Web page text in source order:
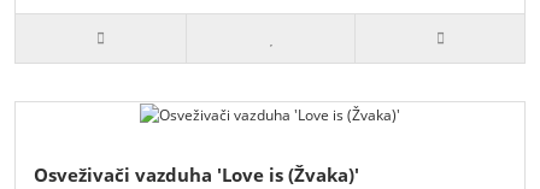
Osveživači vazduha 'Love is (Žvaka)'